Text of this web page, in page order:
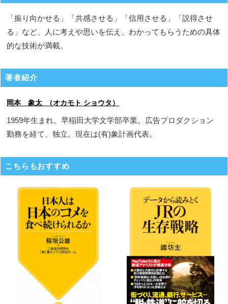
「振り向かせる」「共感させる」「信用させる」「説得させ
る」など、人に考えや思いを伝え、わかってもらうための具体
的な技術が満載。
著者紹介
岡本 象太 （オカモト ショウタ）
1959年生まれ。早稲田大学文学部卒業。広告プロダクション
勤務を経て、独立。現在は(有)象計画代表。
こちらもおすすめ